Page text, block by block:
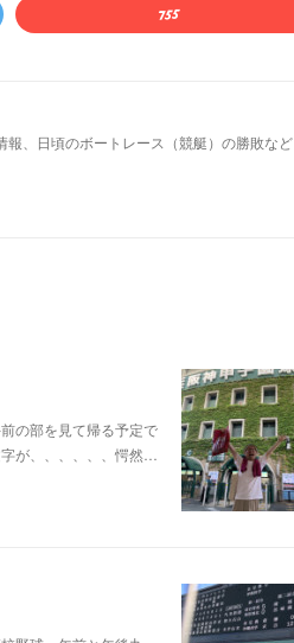
、日頃のボートレース（競艇）の勝敗など
の部を見て帰る予定で
が、、、、、、愕然…